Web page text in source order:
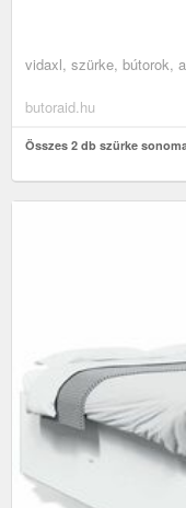
vidaxl, szürke, bútorok,
butoraid.hu
Összes 2 db szürke